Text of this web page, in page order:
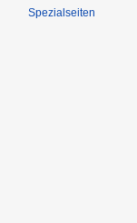
Spezialseiten